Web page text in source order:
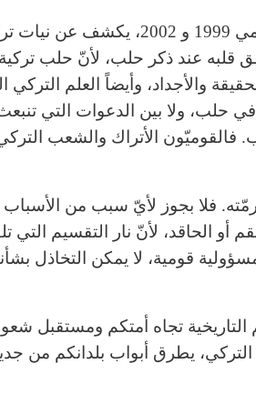
ها هو زعيم حزب الحركة القومية دولت باغچهالي، نائب رئيس الوزراء بين عامي 1999 و 2002،
قلبه عند ذكر حلب، لأنّ حلب تركية
والأجداد، وأيضاً العلم التركي
ولا بين الدعوات التي
الأتراك والشعب
برمّته. فلا بجوز لأيّ سبب من
أو الحاقد، لأنّ نار التقسيم التي
قومية، لا يمكن التخاذل
تجاه أمتكم ومستقبل
يطرق أبواب بلدانكم من